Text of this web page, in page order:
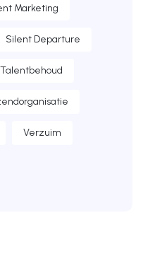
Marketing
Silent Departure
Talentbehoud
Verzuim